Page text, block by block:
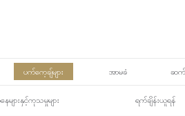
ပက်ကေ့ချ်များ အာမခံ ဆ
ေများနှင့်ကုသမှုများ ရက်ချိန်းယူရန်